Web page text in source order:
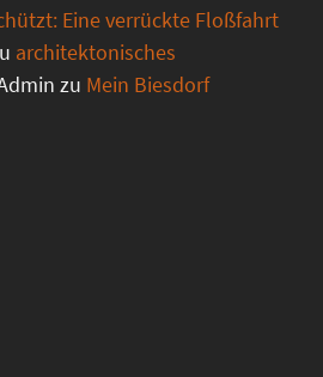
Eine verrückte Floßfahrt
architektonisches
zu Mein Biesdorf